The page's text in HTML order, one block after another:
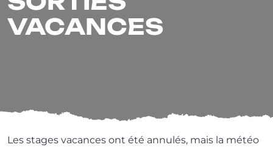
VACANCES
Les stages vacances ont été annu­lés, mais la météo